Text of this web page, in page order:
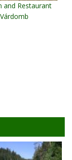
and Restaurant
Várdomb